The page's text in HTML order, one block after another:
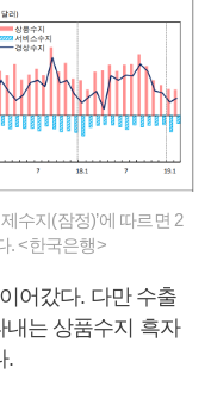
수지(잠정)’에 따르면 2
. <한국은행>
어갔다. 다만 수출
는 상품수지 흑자
.